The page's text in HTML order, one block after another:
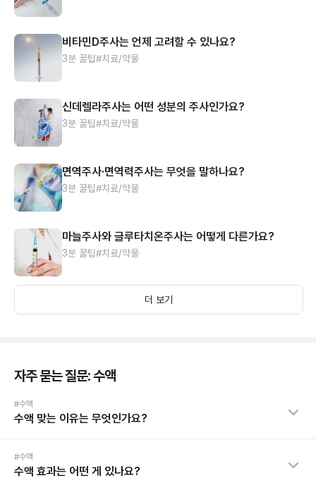
비타민D주사는 언제 고려할 수 있나요?
3분 꿀팁#치료/약물
신데렐라주사는 어떤 성분의 주사인가요?
3분 꿀팁#치료/약물
면역주사·면역력주사는 무엇을 말하나요?
3분 꿀팁#치료/약물
마늘주사와 글루타치온주사는 어떻게 다른가요?
3분 꿀팁#치료/약물
더 보기
자주 묻는 질문: 수액
#수액
수액 맞는 이유는 무엇인가요?
#수액
수액 효과는 어떤 게 있나요?